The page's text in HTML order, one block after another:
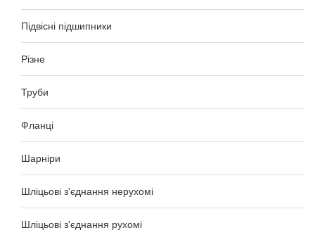
Підвісні підшипники
Різне
Труби
Фланці
Шарніри
Шліцьові з'єднання нерухомі
Шліцьові з'єднання рухомі